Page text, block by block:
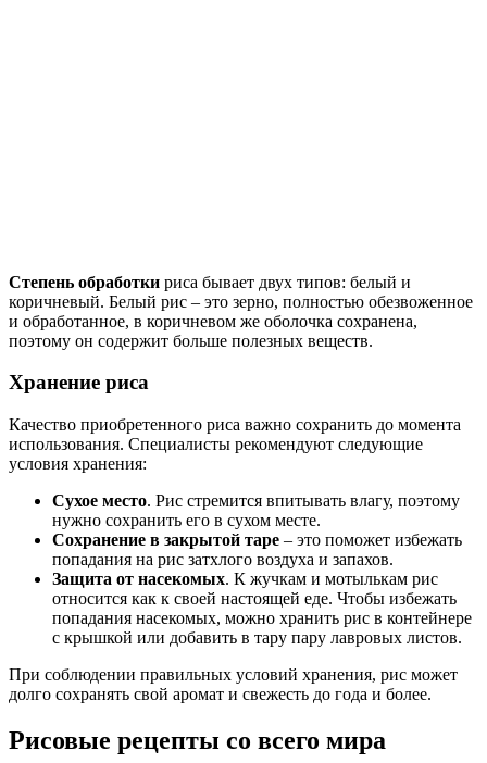
Степень обработки риса бывает двух типов: белый и
коричневый. Белый рис – это зерно, полностью обезвоженное
и обработанное, в коричневом же оболочка сохранена,
поэтому он содержит больше полезных веществ.
Хранение риса
Качество приобретенного риса важно сохранить до момента
использования. Специалисты рекомендуют следующие
условия хранения:
Сухое место. Рис стремится впитывать влагу, поэтому
нужно сохранить его в сухом месте.
Сохранение в закрытой таре – это поможет избежать
попадания на рис затхлого воздуха и запахов.
Защита от насекомых. К жучкам и мотылькам рис
относится как к своей настоящей еде. Чтобы избежать
попадания насекомых, можно хранить рис в контейнере
с крышкой или добавить в тару пару лавровых листов.
При соблюдении правильных условий хранения, рис может
долго сохранять свой аромат и свежесть до года и более.
Рисовые рецепты со всего мира